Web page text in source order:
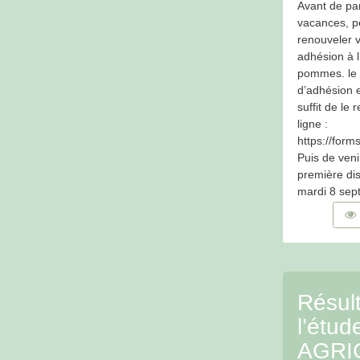
Avant de
vacances,
renouveler
adhésion à
pommes.
d’adhésion
suffit de le
ligne :
https://
Puis de
première
mardi 8